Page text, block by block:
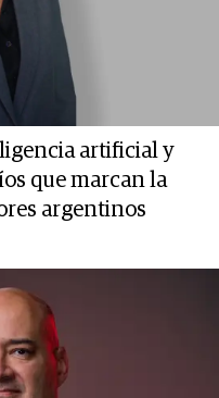
artificial y
que marcan la
argentinos